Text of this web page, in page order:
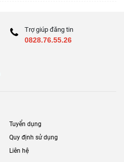
Trợ giúp đăng tin
0828.76.55.26
Tuyển dụng
Quy định sử dụng
Liên hệ